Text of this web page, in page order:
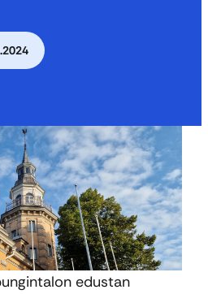
edustan